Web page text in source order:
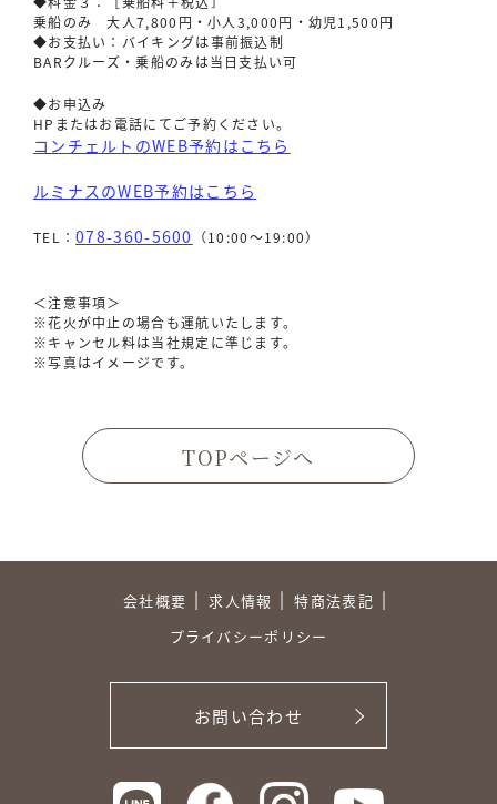
乗船のみ 大人7,800円・小人3,000円・幼児1,500円
◆お支払い：バイキングは事前振込制
BARクルーズ・乗船のみは当日支払い可
◆お申込み
HPまたはお電話にてご予約ください。
コンチェルトのWEB予約はこちら
ルミナスのWEB予約はこちら
TEL：078-360-5600 （10:00〜19:00）
＜注意事項＞
※花火が中止の場合も運航いたします。
※キャンセル料は当社規定に準じます。
※写真はイメージです。
TOPページへ
会社概要 求人情報
特商法表記
プライバシーポリシー
お問い合わせ